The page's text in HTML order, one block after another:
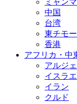
ミャン
中国
台湾
東チモ
香港
アフリカ・中
アルジ
イスラ
イラン
クルド